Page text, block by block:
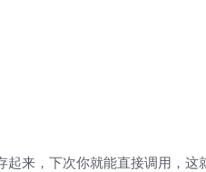
来，下次你就能直接调用，这